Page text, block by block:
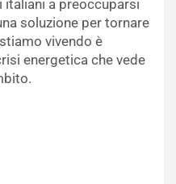
italiani a preoccuparsi
soluzione per tornare
vivendo è
energetica che vede